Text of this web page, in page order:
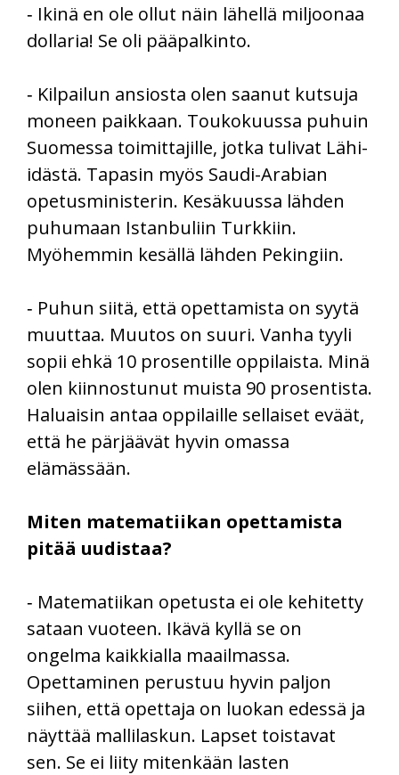
‑ Ikinä en ole ollut näin lähellä miljoonaa
dollaria! Se oli pääpalkinto.
‑ Kilpailun ansiosta olen saanut kutsuja
moneen paikkaan. Toukokuussa puhuin
Suomessa toimittajille, jotka tulivat Lähi-
idästä. Tapasin myös Saudi-Arabian
opetusministerin. Kesäkuussa lähden
puhumaan Istanbuliin Turkkiin.
Myöhemmin kesällä lähden Pekingiin.
‑ Puhun siitä, että opettamista on syytä
muuttaa. Muutos on suuri. Vanha tyyli
sopii ehkä 10 prosentille oppilaista. Minä
olen kiinnostunut muista 90 prosentista.
Haluaisin antaa oppilaille sellaiset eväät,
että he pärjäävät hyvin omassa
elämässään.
Miten matematiikan opettamista
pitää uudistaa?
‑ Matematiikan opetusta ei ole kehitetty
sataan vuoteen. Ikävä kyllä se on
ongelma kaikkialla maailmassa.
Opettaminen perustuu hyvin paljon
siihen, että opettaja on luokan edessä ja
näyttää mallilaskun. Lapset toistavat
sen. Se ei liity mitenkään lasten